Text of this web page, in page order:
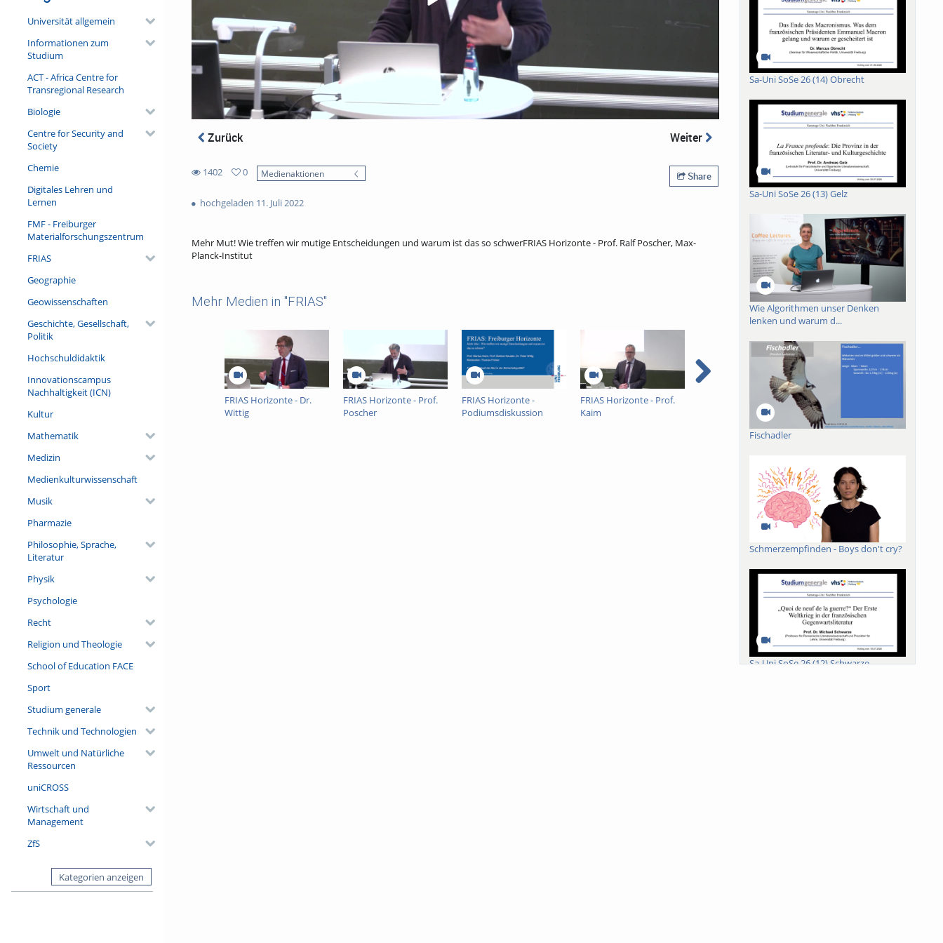
Universität allgemein
Informationen zum
Studium
ACT - Africa Centre for
Transregional Research
Biologie
Centre for Security and
Society
Chemie
Digitales Lehren und
Lernen
FMF - Freiburger
Materialforschungszentrum
FRIAS
Geographie
Geowissenschaften
Geschichte, Gesellschaft,
Politik
Hochschuldidaktik
Innovationscampus
Nachhaltigkeit (ICN)
Kultur
Mathematik
Medizin
Medienkulturwissenschaft
Musik
Pharmazie
Philosophie, Sprache,
Literatur
Physik
Psychologie
Recht
Religion und Theologie
School of Education FACE
Sport
Studium generale
Technik und Technologien
Umwelt und Natürliche
Ressourcen
uniCROSS
Wirtschaft und
Management
ZfS
Kategorien anzeigen
Zurück Weiter
1402
views
0
favorites
Medienaktionen Share
hochgeladen 11. Juli 2022
Mehr Mut! Wie treffen wir mutige Entscheidungen und warum ist das so schwerFRIAS Horizonte - Prof. Ralf Poscher, Max-
Planck-Institut
Mehr Medien in "FRIAS"
FRIAS Horizonte - Dr.
Wittig
FRIAS Horizonte - Prof.
Poscher
FRIAS Horizonte -
Podiumsdiskussion
FRIAS Horizonte - Prof.
Kaim
FRIAS Horizonte - MdL
Thekla Walker
FRIAS Horizonte - Prof.
Wagschal
Sa-Uni SoSe 26 (14) Obrecht
Sa-Uni SoSe 26 (13) Gelz
Wie Algorithmen unser Denken
lenken und warum d...
Fischadler
Schmerzempfinden - Boys don't cry?
Sa-Uni SoSe 26 (12) Schwarze